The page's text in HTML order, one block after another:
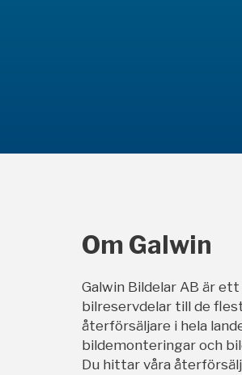
Om Galwin
Galwin Bildelar AB är
bilreservdelar till de
återförsäljare i hela
bildemonteringar och
Du hittar våra